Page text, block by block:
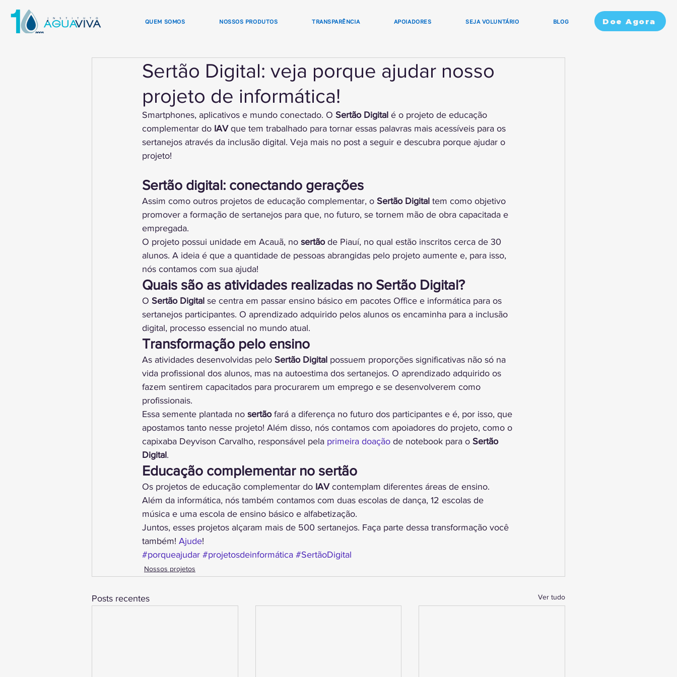
QUEM SOMOS NOSSOS PRODUTOS TRANSPARÊNCIA APOIADORES SEJA VOLUNTÁRIO BLOG Doe Agora
Sertão Digital: veja porque ajudar nosso
projeto de informática!
Smartphones, aplicativos e mundo conectado. O Sertão Digital é o projeto de educação
complementar do IAV que tem trabalhado para tornar essas palavras mais acessíveis para os
sertanejos através da inclusão digital. Veja mais no post a seguir e descubra porque ajudar o
projeto!
Sertão digital: conectando gerações
Assim como outros projetos de educação complementar, o Sertão Digital tem como objetivo
promover a formação de sertanejos para que, no futuro, se tornem mão de obra capacitada e
empregada.
O projeto possui unidade em Acauã, no sertão de Piauí, no qual estão inscritos cerca de 30
alunos. A ideia é que a quantidade de pessoas abrangidas pelo projeto aumente e, para isso,
nós contamos com sua ajuda!
Quais são as atividades realizadas no Sertão Digital?
O Sertão Digital se centra em passar ensino básico em pacotes Office e informática para os
sertanejos participantes. O aprendizado adquirido pelos alunos os encaminha para a inclusão
digital, processo essencial no mundo atual.
Transformação pelo ensino
As atividades desenvolvidas pelo Sertão Digital possuem proporções significativas não só na
vida profissional dos alunos, mas na autoestima dos sertanejos. O aprendizado adquirido os
fazem sentirem capacitados para procurarem um emprego e se desenvolverem como
profissionais.
Essa semente plantada no sertão fará a diferença no futuro dos participantes e é, por isso, que
apostamos tanto nesse projeto! Além disso, nós contamos com apoiadores do projeto, como o
capixaba Deyvison Carvalho, responsável pela primeira doação de notebook para o Sertão
Digital.
Educação complementar no sertão
Os projetos de educação complementar do IAV contemplam diferentes áreas de ensino.
Além da informática, nós também contamos com duas escolas de dança, 12 escolas de
música e uma escola de ensino básico e alfabetização.
Juntos, esses projetos alçaram mais de 500 sertanejos. Faça parte dessa transformação você
também! Ajude!
#porqueajudar #projetosdeinformática #SertãoDigital
Nossos projetos
Posts recentes Ver tudo